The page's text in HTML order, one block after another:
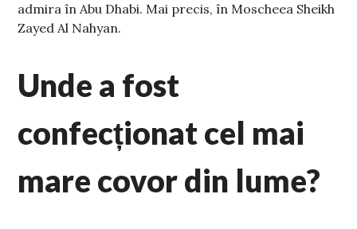
admira în Abu Dhabi. Mai precis, în Moscheea Sheikh
Zayed Al Nahyan.
Unde a fost
confecționat cel mai
mare covor din lume?